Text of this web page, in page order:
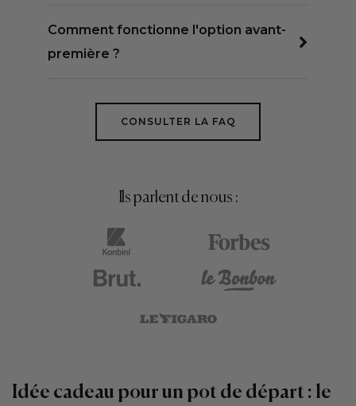
Comment fonctionne l'option avant-
première ?
CONSULTER LA FAQ
Ils parlent de nous :
Idée cadeau pour un pot de départ : le